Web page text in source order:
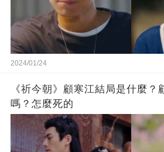
2024/01/24
《祈今朝》顧寒江結局是什麼？
嗎？怎麼死的